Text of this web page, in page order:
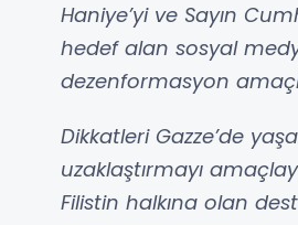
Haniye’yi ve Sayın
hedef alan sosyal
dezenformasyon
Dikkatleri Gazze’de
uzaklaştırmayı
Filistin halkına olan